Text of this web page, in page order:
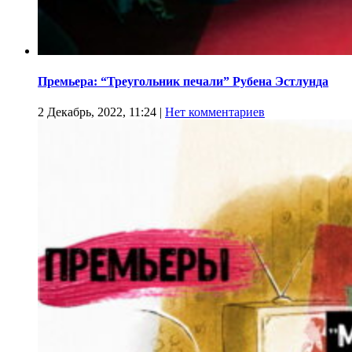
Премьера: “Треугольник печали” Рубена Эстлунда
2 Декабрь, 2022, 11:24 | Нет комментариев